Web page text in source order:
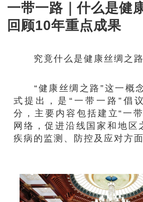
一带一路｜什么是健
回顾10年重点成果
究竟什么是健康丝绸之路
“健康丝绸之路”这一概
式提出，是“一带一路”倡
分，主要内容包括建立“一
网络，促进沿线国家和地区
疾病的监测、防控及应对方